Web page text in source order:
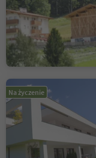
Na życzenie